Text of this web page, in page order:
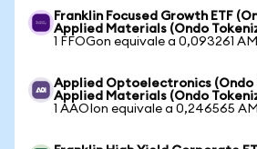
Franklin Focused Growth ETF
Applied Materials (Ondo
1 FFOGon equivale a 0,093261
Applied Optoelectronics (Ondo
Applied Materials (Ondo
1 AAOIon equivale a 0,246565